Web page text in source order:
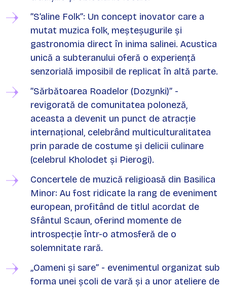
”S’aline Folk”: Un concept inovator care a
mutat muzica folk, meșteșugurile și
gastronomia direct în inima salinei. Acustica
unică a subteranului oferă o experiență
senzorială imposibil de replicat în altă parte.
”Sărbătoarea Roadelor (Dozynki)” -
revigorată de comunitatea poloneză,
aceasta a devenit un punct de atracție
internațional, celebrând multiculturalitatea
prin parade de costume și delicii culinare
(celebrul Kholodet și Pierogi).
Concertele de muzică religioasă din Basilica
Minor: Au fost ridicate la rang de eveniment
european, profitând de titlul acordat de
Sfântul Scaun, oferind momente de
introspecție într-o atmosferă de o
solemnitate rară.
„Oameni și sare” - evenimentul organizat sub
forma unei școli de vară și a unor ateliere de